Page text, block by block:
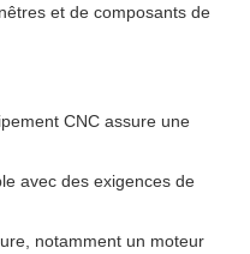
et de composants de
CNC assure une
avec des exigences de
notamment un moteur